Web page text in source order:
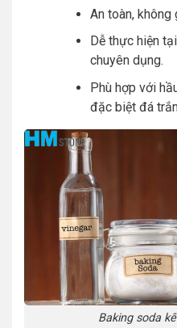
An toàn, không
Dễ thực hiện
chuyên dụng.
Phù hợp với
đặc biệt đá
Baking soda